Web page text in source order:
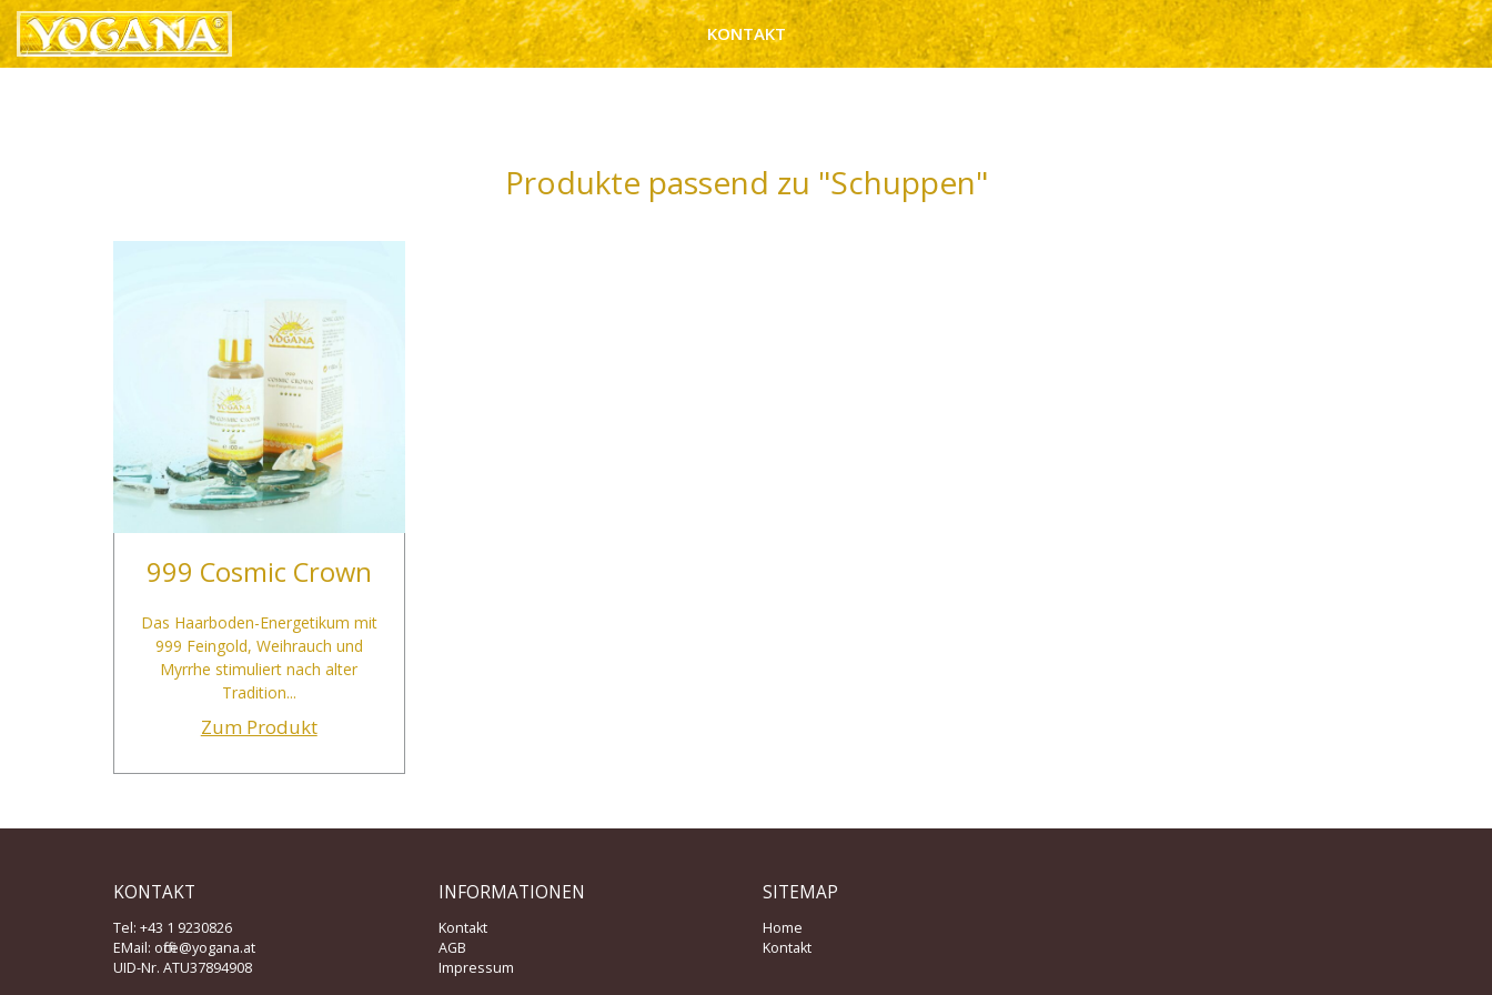
KONTAKT
Produkte passend zu "Schuppen"
999 Cosmic Crown
Das Haarboden-Energetikum mit
999 Feingold, Weihrauch und
Myrrhe stimuliert nach alter
Tradition...
Zum Produkt
KONTAKT
Tel: +43 1 9230826
EMail: office@yogana.at
UID-Nr. ATU37894908
INFORMATIONEN
Kontakt
AGB
Impressum
SITEMAP
Home
Kontakt